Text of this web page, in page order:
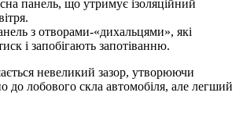
панель, що утримує ізоляційний
з отворами-«дихальцями», які
і запобігають запотіванню.
невеликий зазор, утворюючи
до лобового скла автомобіля, але легший